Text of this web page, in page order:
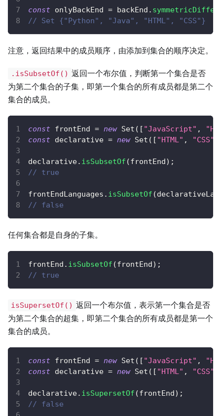
const onlyBackEnd = backEnd .
// Set {"Python", "Java", "HTML", "CSS"}
注意，返回结果中的成员顺序，由添加到集合的顺序决定。
.isSubsetOf() 返回一个布尔值，判断第一个集合是否
为第二个集合的子集，即第一个集合的所有成员都是第二个
集合的成员。
const frontEnd = new Set ( [ "JavaScript" ,
const declarative = new Set ( [ "HTML" , "CSS"
declarative. isSubsetOf (frontEnd) ;
// true
frontEndLanguages . isSubsetOf (
// false
任何集合都是自身的子集。
frontEnd . isSubsetOf (frontEnd) ;
// true
isSupersetOf() 返回一个布尔值，表示第一个集合是否
为第二个集合的超集，即第二个集合的所有成员都是第一个
集合的成员。
const frontEnd = new Set ( [ "JavaScript" ,
const declarative = new Set ( [ "HTML" , "CSS"
declarative. isSupersetOf (frontEnd ) ;
// false